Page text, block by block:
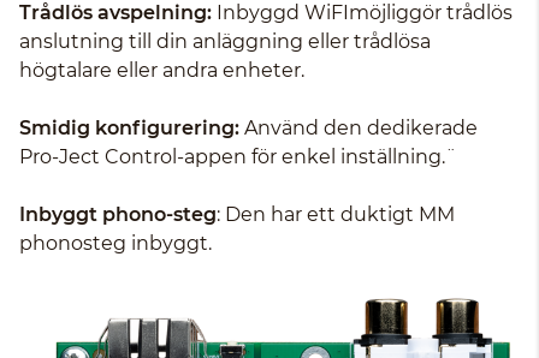
Trådlös avspelning: Inbyggd WiFImöjliggör trådlös
anslutning till din anläggning eller trådlösa
högtalare eller andra enheter.
Smidig konfigurering: Använd den dedikerade
Pro-Ject Control-appen för enkel inställning.¨
Inbyggt phono-steg: Den har ett duktigt MM
phonosteg inbyggt.